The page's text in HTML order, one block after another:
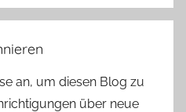
an, um diesen Blog zu
über neue